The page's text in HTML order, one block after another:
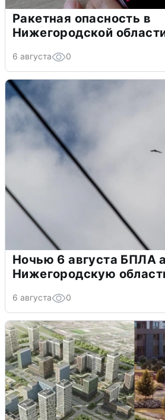
Ракетная опасность в
Нижегородской
6 августа 0
Ночью 6 августа БПЛА
Нижегородскую
6 августа 0